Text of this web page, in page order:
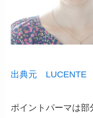
出典元 LUCENTE
ポイントパーマは部